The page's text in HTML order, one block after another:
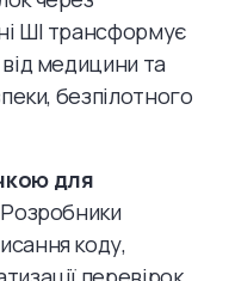
ШІ трансформує
медицини та
безпілотного
для
коду,